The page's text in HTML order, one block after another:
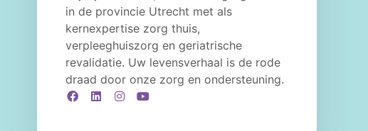
in de provincie Utrecht met als
kernexpertise zorg thuis,
verpleeghuiszorg en geriatrische
revalidatie. Uw levensverhaal is de rode
draad door onze zorg en ondersteuning.
FacebookLinkedInInstagram